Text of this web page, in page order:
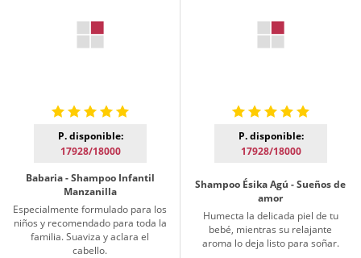
P. disponible:
17928/18000
Babaria - Shampoo Infantil
Manzanilla
Especialmente formulado para los
niños y recomendado para toda la
familia. Suaviza y aclara el
cabello.
P. disponible:
17928/18000
Shampoo Ésika Agú - Sueños de
amor
Humecta la delicada piel de tu
bebé, mientras su relajante
aroma lo deja listo para soñar.